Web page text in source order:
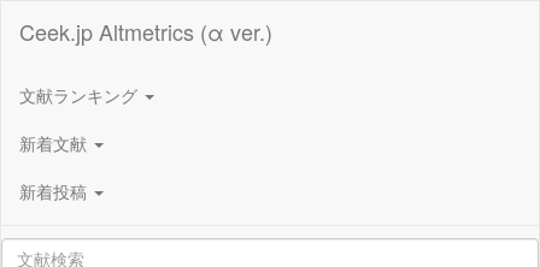
Ceek.jp Altmetrics (α ver.)
文献ランキング
新着文献
新着投稿